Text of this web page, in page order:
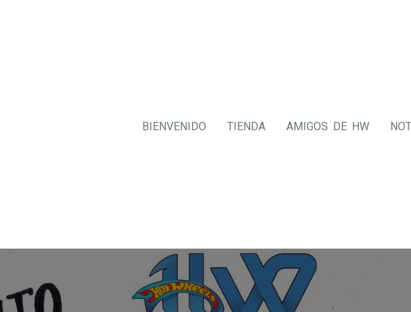
BIENVENIDO TIENDA AMIGOS DE HW